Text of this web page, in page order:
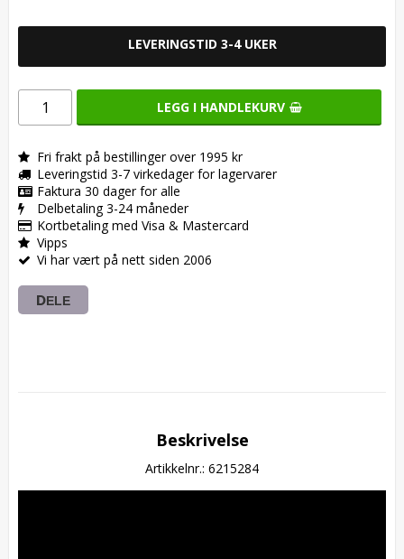
LEVERINGSTID 3-4 UKER
LEGG I HANDLEKURV
Fri frakt på bestillinger over 1995 kr
Leveringstid 3-7 virkedager for lagervarer
Faktura 30 dager for alle
Delbetaling 3-24 måneder
Kortbetaling med Visa & Mastercard
Vipps
Vi har vært på nett siden 2006
DELE
Beskrivelse
Artikkelnr.: 6215284